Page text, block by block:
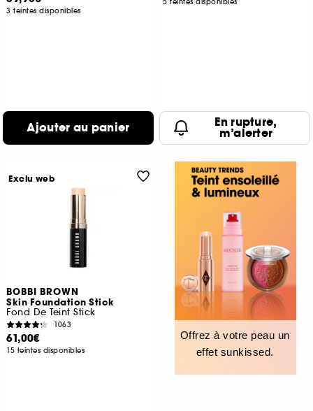
3 teintes disponibles
Ajouter au panier En rupture,
m’alerter
BOBBI BROWN
Skin Foundation Stick
Fond De Teint Stick
1063
61,00€
15 teintes disponibles
Exclu web
Offrez à votre peau un
effet sunkissed.